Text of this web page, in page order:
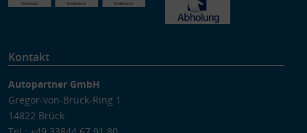
Kontakt
Autopartner GmbH
Gregor-von-Brück-Ring 1
14822 Brück